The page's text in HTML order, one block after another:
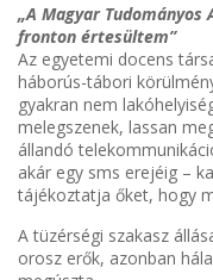
„A Magyar
fronton értesültem”
Az egyetemi docens
háborús-tábori
gyakran nem
melegszenek, lassan
állandó
akár egy sms erejéig –
tájékoztatja őket, hogy
A tüzérségi szakasz
orosz erők, azonban